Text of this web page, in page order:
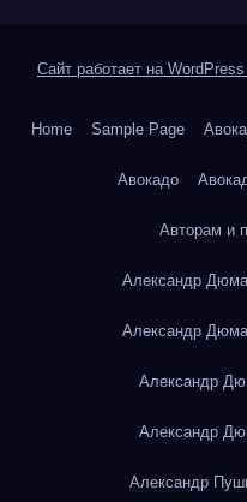
Сайт работает на WordPress
Home Sample Page
Авокадо
Авторам и
Александр
Александр
Александр
Александр
Александр